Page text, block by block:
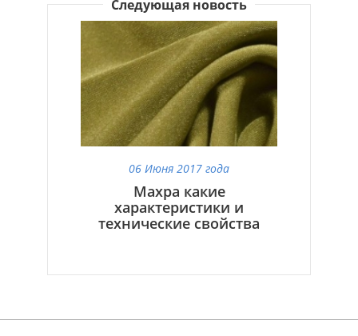
Следующая новость
06 Июня 2017 года
Махра какие
характеристики и
технические свойства